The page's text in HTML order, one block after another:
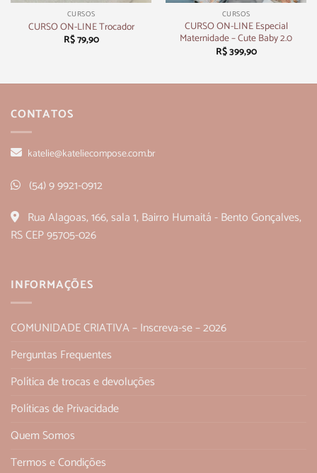
CURSOS
CURSO ON-LINE Trocador
R$79,90
CURSOS
CURSO ON-LINE Especial
Maternidade – Cute Baby 2.0
R$399,90
CONTATOS
katelie@kateliecompose.com.br
(54) 9 9921-0912
Rua Alagoas, 166, sala 1, Bairro Humaitá - Bento Gonçalves,
RS CEP 95705-026
INFORMAÇÕES
COMUNIDADE CRIATIVA – Inscreva-se – 2026
Perguntas Frequentes
Política de trocas e devoluções
Políticas de Privacidade
Quem Somos
Termos e Condições